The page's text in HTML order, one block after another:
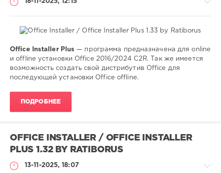
2024
18-11-2025, 12:15
Софт
SamDel
114
0
установка,
office,
2013 ,
Office Installer Plus — программа предназначена для online
и offline установки Office 2016/2024 C2R. Так же имеется
возможность создать свой дистрибутив Office для
последующей установки Office offline.
ПОДРОБНЕЕ
OFFICE INSTALLER / OFFICE INSTALLER
PLUS 1.32 BY RATIBORUS
13-11-2025, 18:07